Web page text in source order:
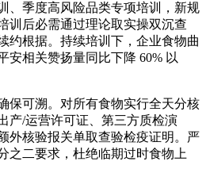
、季度高风险品类专项培训，新规
训后必需通过理论取实操双沉查
约根据。持续培训下，企业食物曲
安相关赞扬量同比下降 60% 以
可溯。对所有食物实行全天分核
产/运营许可证、第三方质检演
外核验报关单取查验检疫证明。严
之二要求，杜绝临期过时食物上